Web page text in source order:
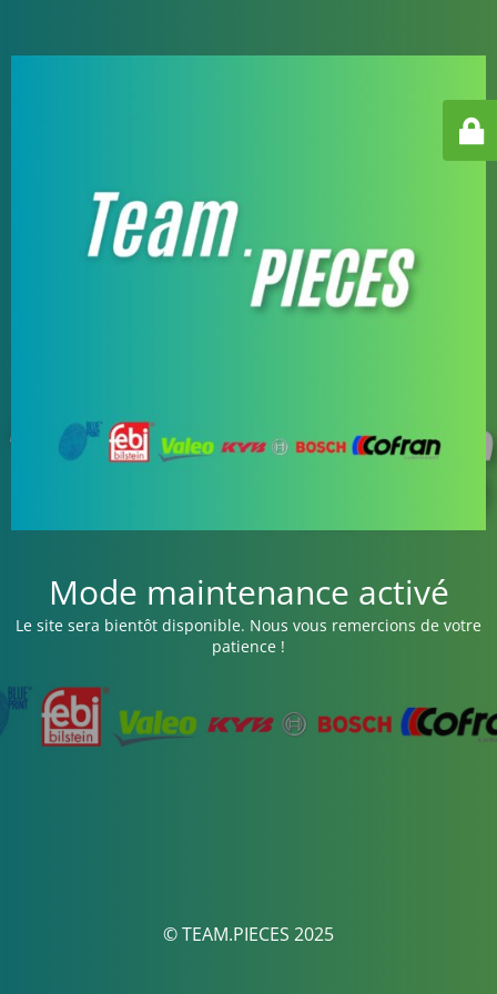
Mode maintenance activé
Le site sera bientôt disponible. Nous vous remercions de votre
patience !
© TEAM.PIECES 2025